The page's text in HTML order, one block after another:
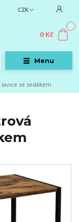
Menu
CZK
0
0 Kč
se sedákem